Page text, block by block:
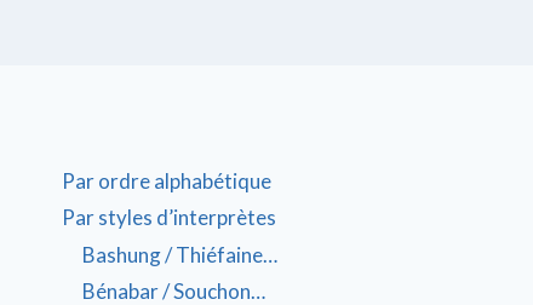
Par ordre alphabétique
Par styles d’interprètes
Bashung / Thiéfaine…
Bénabar / Souchon…